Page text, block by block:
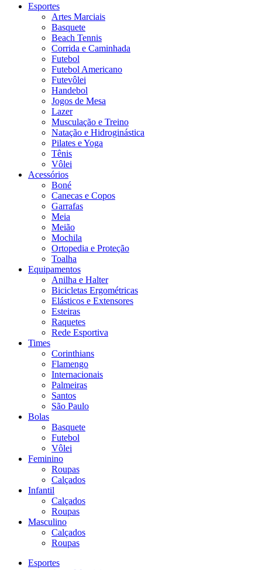
Esportes
Artes Marciais
Basquete
Beach Tennis
Corrida e Caminhada
Futebol
Futebol Americano
Futevôlei
Handebol
Jogos de Mesa
Lazer
Musculação e Treino
Natação e Hidroginástica
Pilates e Yoga
Tênis
Vôlei
Acessórios
Boné
Canecas e Copos
Garrafas
Meia
Meião
Mochila
Ortopedia e Proteção
Toalha
Equipamentos
Anilha e Halter
Bicicletas Ergométricas
Elásticos e Extensores
Esteiras
Raquetes
Rede Esportiva
Times
Corinthians
Flamengo
Internacionais
Palmeiras
Santos
São Paulo
Bolas
Basquete
Futebol
Vôlei
Feminino
Roupas
Calçados
Infantil
Calçados
Roupas
Masculino
Calçados
Roupas
Esportes